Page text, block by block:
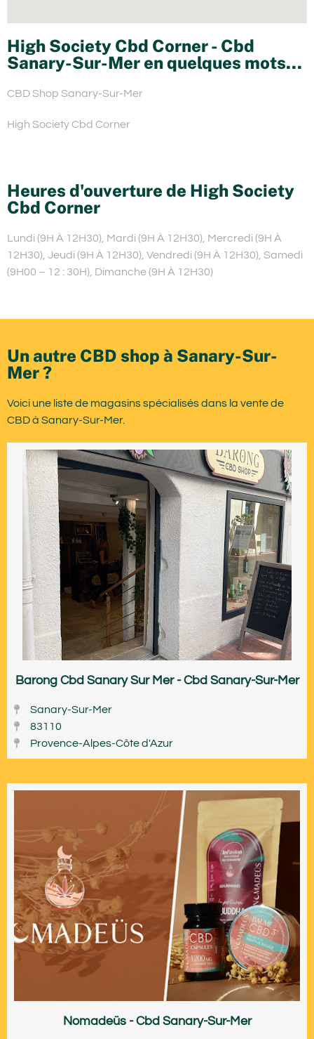
High Society Cbd Corner - Cbd
Sanary-Sur-Mer en quelques mots...
CBD Shop Sanary-Sur-Mer
High Society Cbd Corner
Heures d'ouverture de High Society
Cbd Corner
Lundi (9H À 12H30), Mardi (9H À 12H30), Mercredi (9H À
12H30), Jeudi (9H À 12H30), Vendredi (9H À 12H30), Samedi
(9H00 – 12 : 30H), Dimanche (9H À 12H30)
Un autre CBD shop à Sanary-Sur-
Mer ?
Voici une liste de magasins spécialisés dans la vente de
CBD à Sanary-Sur-Mer.
Barong Cbd Sanary Sur Mer - Cbd Sanary-Sur-Mer
Sanary-Sur-Mer
83110
Provence-Alpes-Côte d'Azur
Nomadeüs - Cbd Sanary-Sur-Mer